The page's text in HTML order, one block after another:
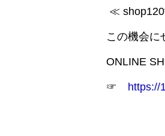
≪
この機会に
ONLINE
☞ https://